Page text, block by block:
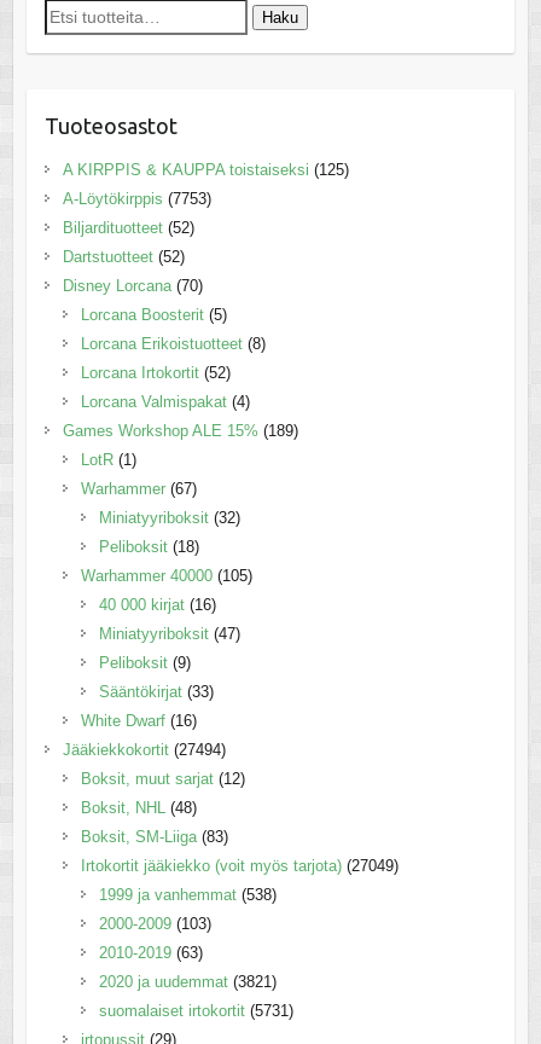
Etsi: Haku
Tuoteosastot
A KIRPPIS & KAUPPA toistaiseksi (125)
A-Löytökirppis (7753)
Biljardituotteet (52)
Dartstuotteet (52)
Disney Lorcana (70)
Lorcana Boosterit (5)
Lorcana Erikoistuotteet (8)
Lorcana Irtokortit (52)
Lorcana Valmispakat (4)
Games Workshop ALE 15% (189)
LotR (1)
Warhammer (67)
Miniatyyriboksit (32)
Peliboksit (18)
Warhammer 40000 (105)
40 000 kirjat (16)
Miniatyyriboksit (47)
Peliboksit (9)
Sääntökirjat (33)
White Dwarf (16)
Jääkiekkokortit (27494)
Boksit, muut sarjat (12)
Boksit, NHL
(48)
Boksit, SM-Liiga (83)
Irtokortit jääkiekko (voit myös tarjota) (27049)
1999 ja vanhemmat (538)
2000-2009 (103)
2010-2019 (63)
2020 ja uudemmat (3821)
suomalaiset irtokortit (5731)
irtopussit (29)